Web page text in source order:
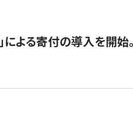
による寄付の導入を開始